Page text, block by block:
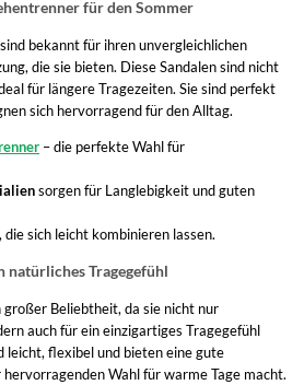
für den Sommer
bekannt für ihren unvergleichlichen
die sie bieten. Diese Sandalen sind nicht
für längere Tragezeiten. Sie sind perfekt
sich hervorragend für den Alltag.
– die perfekte Wahl für
sorgen für Langlebigkeit und guten
, die sich leicht kombinieren lassen.
natürliches Tragegefühl
Beliebtheit, da sie nicht nur
auch für ein einzigartiges Tragegefühl
leicht, flexibel und bieten eine gute
Wahl für warme Tage macht.